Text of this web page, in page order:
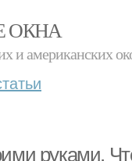
ОКНА
и американских
руками.